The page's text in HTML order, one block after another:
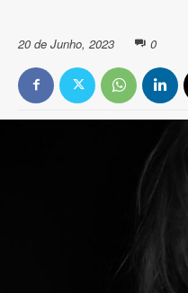
20 de Junho, 2023 0